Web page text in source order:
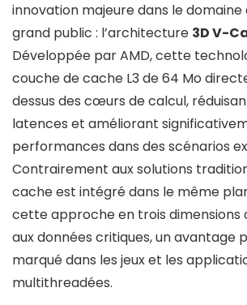
innovation majeure dans le domaine
grand public : l’architecture 3D V-
Développée par AMD, cette
couche de cache L3 de 64 Mo
dessus des cœurs de calcul,
latences et améliorant
performances dans des scénarios
Contrairement aux solutions
cache est intégré dans le même
cette approche en trois dimensions
aux données critiques, un avantage
marqué dans les jeux et les
multithreadées.